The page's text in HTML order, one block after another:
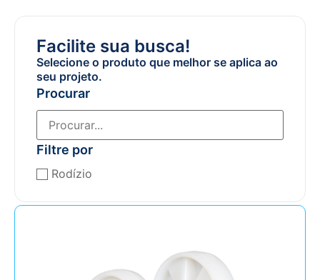
Facilite sua busca!
Selecione o produto que melhor se aplica ao
seu projeto.
Procurar
Filtre por
Rodízio